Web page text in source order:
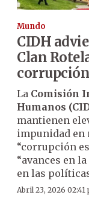
Mundo
CIDH
Clan
La Comisión
Humanos
mantienen
impunidad en
“corrupción
“avances en
en las
Abril 23, 2026 02:41